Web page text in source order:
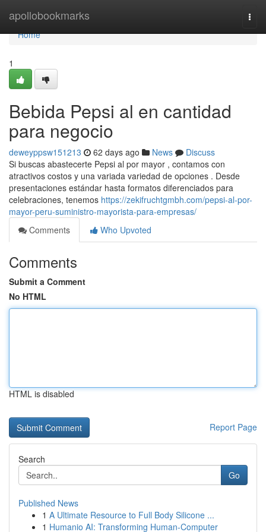
apollobookmarks
Home
Home
1
Bebida Pepsi al en cantidad
para negocio
deweyppsw151213 62 days ago News
Discuss
Si buscas abastecerte Pepsi al por mayor , contamos con
atractivos costos y una variada variedad de opciones . Desde
presentaciones estándar hasta formatos diferenciados para
celebraciones, tenemos https://zekifruchtgmbh.com/pepsi-al-por-
mayor-peru-suministro-mayorista-para-empresas/
Comments
Who Upvoted
Comments
Submit a Comment
No HTML
HTML is disabled
Report Page
Search
Go
Published News
1 A Ultimate Resource to Full Body Silicone ...
1 Humanio AI: Transforming Human-Computer